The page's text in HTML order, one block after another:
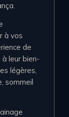
à vos
de
à leur bien-
légères,
sommeil